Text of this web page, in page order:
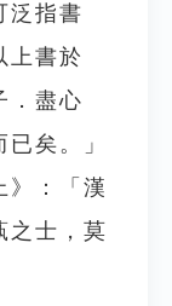
泛指書
上書於
．盡心
矣。」
》：「漢
之士，莫